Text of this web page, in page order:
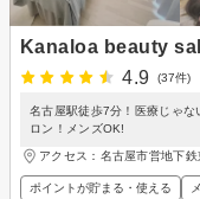
Kanaloa beauty
4.9
(37件)
名古屋駅徒歩7分！医療じゃ
ロン！メンズOK!
アクセス：名古屋市営地下
ポイントが貯まる・使える